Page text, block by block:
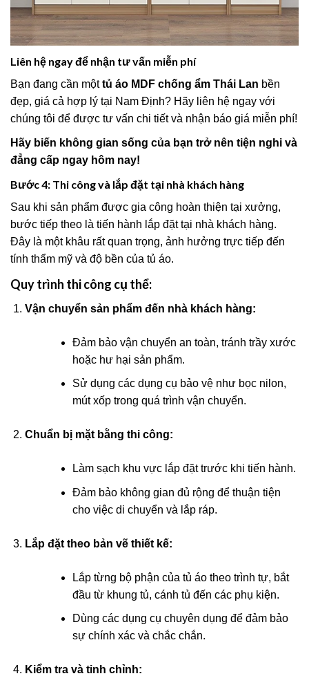
Liên hệ ngay để nhận tư vấn miễn phí
Bạn đang cần mộttủ áo MDF chống ẩm Thái Lan bền
đẹp, giá cả hợp lý tại Nam Định? Hãy liên hệ ngay với
chúng tôi để được tư vấn chi tiết và nhận báo giá miễn phí!
Hãy biến không gian sống của bạn trở nên tiện nghi và
đẳng cấp ngay hôm nay!
Bước 4: Thi công và lắp đặt tại nhà khách hàng
Sau khi sản phẩm được gia công hoàn thiện tại xưởng,
bước tiếp theo là tiến hành lắp đặt tại nhà khách hàng.
Đây là một khâu rất quan trọng, ảnh hưởng trực tiếp đến
tính thẩm mỹ và độ bền của tủ áo.
Quy trình thi công cụ thể:
Vận chuyển sản phẩm đến nhà khách hàng:
Đảm bảo vận chuyển an toàn, tránh trầy xước
hoặc hư hại sản phẩm.
Sử dụng các dụng cụ bảo vệ như bọc nilon,
mút xốp trong quá trình vận chuyển.
Chuẩn bị mặt bằng thi công:
Làm sạch khu vực lắp đặt trước khi tiến hành.
Đảm bảo không gian đủ rộng để thuận tiện
cho việc di chuyển và lắp ráp.
Lắp đặt theo bản vẽ thiết kế:
Lắp từng bộ phận của tủ áo theo trình tự, bắt
đầu từ khung tủ, cánh tủ đến các phụ kiện.
Dùng các dụng cụ chuyên dụng để đảm bảo
sự chính xác và chắc chắn.
Kiểm tra và tinh chỉnh: